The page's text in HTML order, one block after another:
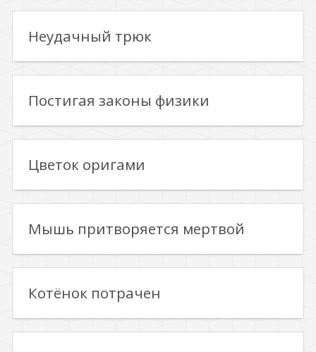
Неудачный трюк
Постигая законы физики
Цветок оригами
Мышь притворяется мертвой
Котёнок потрачен